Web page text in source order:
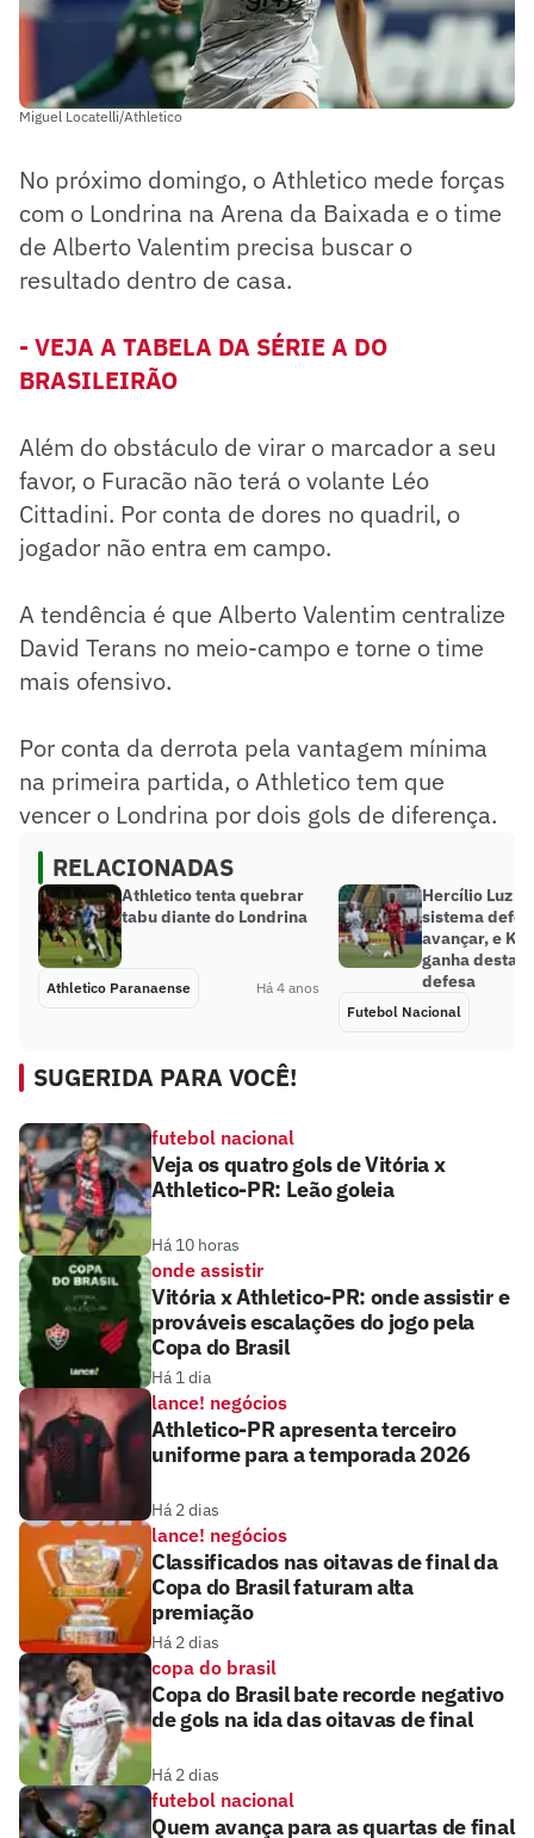
Miguel Locatelli/Athletico
No próximo domingo, o Athletico mede forças
com o Londrina na Arena da Baixada e o time
de Alberto Valentim precisa buscar o
resultado dentro de casa.
- VEJA A TABELA DA SÉRIE A DO
BRASILEIRÃO
Além do obstáculo de virar o marcador a seu
favor, o Furacão não terá o volante Léo
Cittadini. Por conta de dores no quadril, o
jogador não entra em campo.
A tendência é que Alberto Valentim centralize
David Terans no meio-campo e torne o time
mais ofensivo.
Por conta da derrota pela vantagem mínima
na primeira partida, o Athletico tem que
vencer o Londrina por dois gols de diferença.
RELACIONADAS
Athletico tenta quebrar
tabu diante do Londrina
Athletico Paranaense Há 4 anos
Hercílio Luz
sistema
avançar, e
ganha
defesa
Futebol Nacional
SUGERIDA PARA VOCÊ!
futebol nacional
Veja os quatro gols de Vitória x
Athletico-PR: Leão goleia
Há 10 horas
onde assistir
Vitória x Athletico-PR: onde assistir e
prováveis escalações do jogo pela
Copa do Brasil
Há 1 dia
lance! negócios
Athletico-PR apresenta terceiro
uniforme para a temporada 2026
Há 2 dias
lance! negócios
Classificados nas oitavas de final da
Copa do Brasil faturam alta
premiação
Há 2 dias
copa do brasil
Copa do Brasil bate recorde negativo
de gols na ida das oitavas de final
Há 2 dias
futebol nacional
Quem avança para as quartas de final